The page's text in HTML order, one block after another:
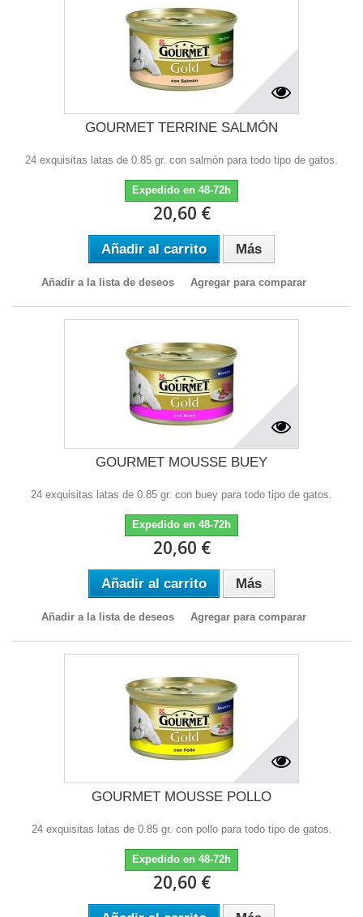
GOURMET TERRINE SALMÓN
24 exquisitas latas de 0.85 gr. con salmón para todo tipo de gatos.
Expedido en 48-72h
20,60 €
Añadir al carrito Más
Añadir a la lista de deseos Agregar para comparar
GOURMET MOUSSE BUEY
24 exquisitas latas de 0.85 gr. con buey para todo tipo de gatos.
Expedido en 48-72h
20,60 €
Añadir al carrito Más
Añadir a la lista de deseos Agregar para comparar
GOURMET MOUSSE POLLO
24 exquisitas latas de 0.85 gr. con pollo para todo tipo de gatos.
Expedido en 48-72h
20,60 €